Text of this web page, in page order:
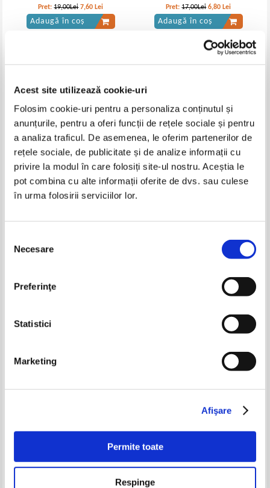
Acest site utilizează cookie-uri
Folosim cookie-uri pentru a personaliza conținutul și
anunțurile, pentru a oferi funcții de rețele sociale și pentru
a analiza traficul. De asemenea, le oferim partenerilor de
rețele sociale, de publicitate și de analize informații cu
privire la modul în care folosiți site-ul nostru. Aceștia le
pot combina cu alte informații oferite de dvs. sau culese
în urma folosirii serviciilor lor.
consimțământului
Necesare
Preferinţe
Statistici
Marketing
Afişare
Permite toate
Respinge
Pret:19,00Lei 7,60 Lei
Adaugă în coș
Pret:17,00Lei 6,80 Lei
Adaugă în coș
J. A. Jance - Until proven guilty
IN STOC
Adaugă în coș
J. A. Jance - Reteaua raului